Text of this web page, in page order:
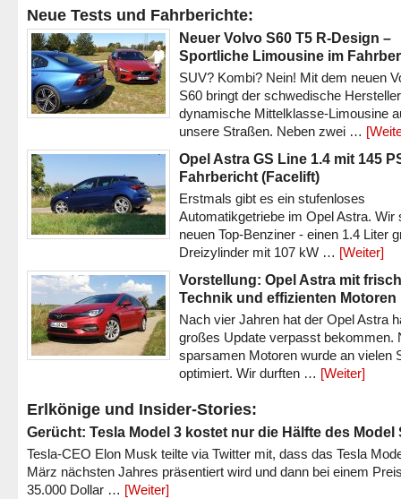
Neue Tests und Fahrberichte:
Neuer Volvo S60 T5 R-Design –
Sportliche Limousine im
SUV? Kombi? Nein! Mit dem neuen
S60 bringt der schwedische
dynamische Mittelklasse-Limousine
unsere Straßen. Neben zwei …
Opel Astra GS Line 1.4 mit 145
Fahrbericht (Facelift)
Erstmals gibt es ein stufenloses
Automatikgetriebe im Opel Astra. Wir
neuen Top-Benziner - einen 1.4 Liter
Dreizylinder mit 107 kW … [Weiter]
Vorstellung: Opel Astra mit
Technik und effizienten Motoren
Nach vier Jahren hat der Opel Astra
großes Update verpasst bekommen.
sparsamen Motoren wurde an vielen
optimiert. Wir durften … [Weiter]
Erlkönige und Insider-Stories:
Gerücht: Tesla Model 3 kostet nur die Hälfte des Model
Tesla-CEO Elon Musk teilte via Twitter mit, dass das Tesla
März nächsten Jahres präsentiert wird und dann bei einem
35.000 Dollar … [Weiter]